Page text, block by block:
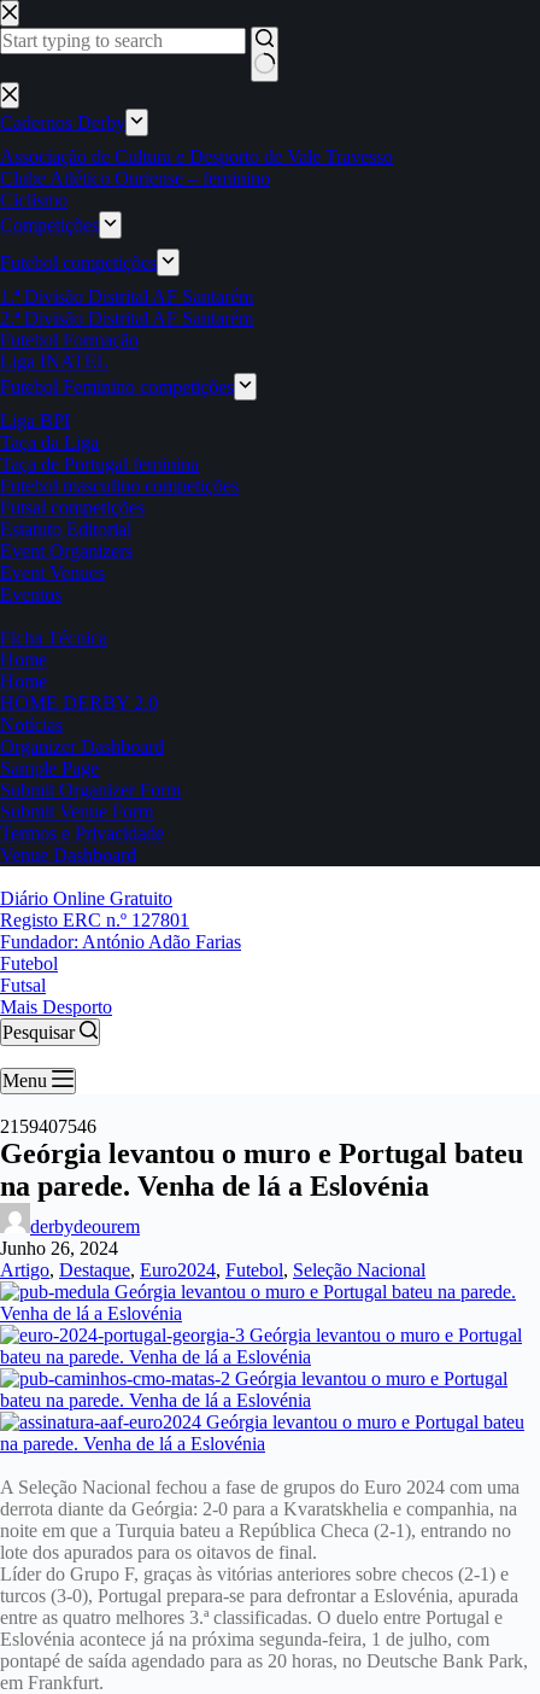
Pular
para
o
Sem
resultados
Cadernos Derby
Associação de Cultura e Desporto de Vale Travesso
Clube Atlético Ouriense – feminino
Ciclismo
Competições
Futebol competições
1.ª Divisão Distrital AF Santarém
2.ª Divisão Distrital AF Santarém
Futebol Formação
Liga INATEL
Futebol Feminino competições
Liga BPI
Taça da Liga
Taça de Portugal feminina
Futebol masculino competições
Futsal competições
Estatuto Editorial
Event Organizers
Event Venues
Eventos
Ficha Técnica
Home
Home
HOME DERBY 2.0
Notícias
Organizer Dashboard
Sample Page
Submit Organizer Form
Submit Venue Form
Termos e Privacidade
Venue Dashboard
Diário Online Gratuito
Registo ERC n.º 127801
Fundador: António Adão Farias
Futebol
Futsal
Mais Desporto
Pesquisar
Menu
2159407546
Geórgia levantou o muro e Portugal bateu
na parede. Venha de lá a Eslovénia
derbydeourem
Junho 26, 2024
Artigo, Destaque, Euro2024, Futebol, Seleção Nacional
A Seleção Nacional fechou a fase de grupos do Euro 2024 com uma
derrota diante da Geórgia: 2-0 para a Kvaratskhelia e companhia, na
noite em que a Turquia bateu a República Checa (2-1), entrando no
lote dos apurados para os oitavos de final.
Líder do Grupo F, graças às vitórias anteriores sobre checos (2-1) e
turcos (3-0), Portugal prepara-se para defrontar a Eslovénia, apurada
entre as quatro melhores 3.ª classificadas. O duelo entre Portugal e
Eslovénia acontece já na próxima segunda-feira, 1 de julho, com
pontapé de saída agendado para as 20 horas, no Deutsche Bank Park,
em Frankfurt.